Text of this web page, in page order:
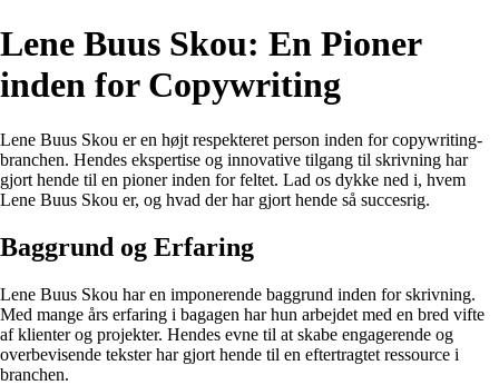
Lene Buus Skou: En Pioner
inden for Copywriting
Lene Buus Skou er en højt respekteret person inden for copywriting-
branchen. Hendes ekspertise og innovative tilgang til skrivning har
gjort hende til en pioner inden for feltet. Lad os dykke ned i, hvem
Lene Buus Skou er, og hvad der har gjort hende så succesrig.
Baggrund og Erfaring
Lene Buus Skou har en imponerende baggrund inden for skrivning.
Med mange års erfaring i bagagen har hun arbejdet med en bred vifte
af klienter og projekter. Hendes evne til at skabe engagerende og
overbevisende tekster har gjort hende til en eftertragtet ressource i
branchen.